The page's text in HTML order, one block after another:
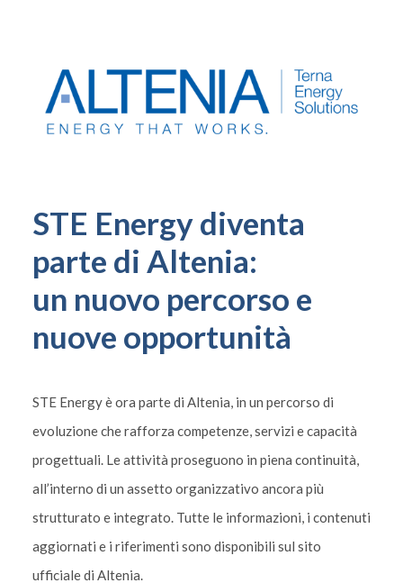
STE Energy diventa
parte di Altenia:
un nuovo percorso e
nuove opportunità
STE Energy è ora parte di Altenia, in un percorso di
evoluzione che rafforza competenze, servizi e capacità
progettuali. Le attività proseguono in piena continuità,
all’interno di un assetto organizzativo ancora più
strutturato e integrato. Tutte le informazioni, i contenuti
aggiornati e i riferimenti sono disponibili sul sito
ufficiale di Altenia.